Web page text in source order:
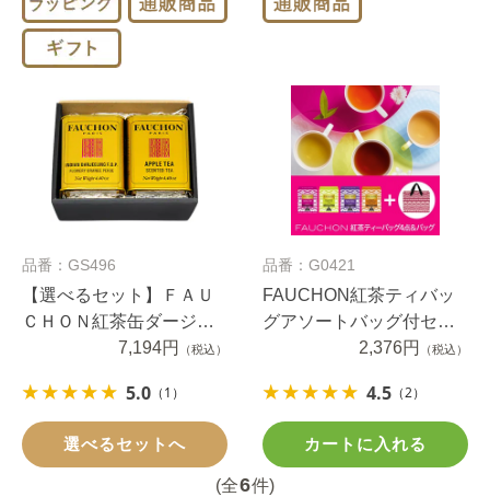
品番：GS496
【選べるセット】ＦＡＵ
ＣＨＯＮ紅茶缶ダージリ
ンと選べるアップルモー
7,194円 （税込）
5.0 （1）
選べるセットへ
品番：G0421
FAUCHON紅茶ティバッ
グアソートバッグ付セッ
2,376円 （税込）
4.5 （2）
カートに入れる
(全6件)